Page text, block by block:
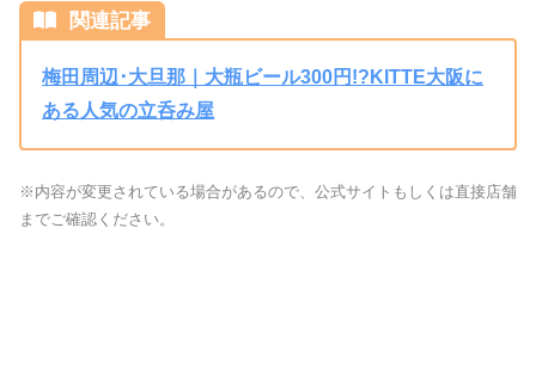
関連記事
梅田周辺･大旦那｜大瓶ビール300円!?KITTE大阪に
ある人気の立呑み屋
※内容が変更されている場合があるので、公式サイトもしくは直接店舗
までご確認ください。